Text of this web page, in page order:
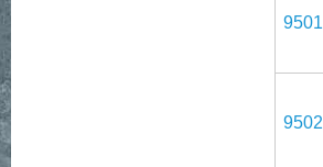
9501
9502